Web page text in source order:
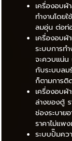
เครื่องอบผ้
ทำงานโดย
ลมอุ่น ต่อท่
เครื่องอบผ้
ระบบการท
จะควบแน่น
กับระบบลม
ก็ตามการติ
เครื่องอบผ้
ล่างของตู้ ร
ช่องระบาย
ราคาไม่แพ
ระบบปั๊มคว